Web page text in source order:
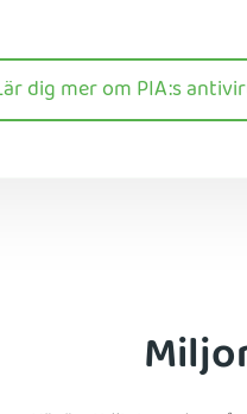
dig mer om PIA:s